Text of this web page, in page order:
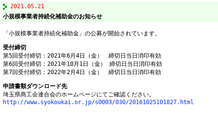
2021.05.21
小規模事業者持続化補助金のお知らせ
「小規模事業者持続化補助金」の公募が開始されています。
受付締切
第5回受付締切：2021年6月4日（金） 締切日当日消印有効
第6回受付締切：2021年10月1日（金） 締切日当日消印有効
第7回受付締切：2022年2月4日（金） 締切日当日消印有効
申請書類ダウンロード先
埼玉県商工会連合会のホームページにてご確認ください。
http://www.syokoukai.or.jp/s0003/030/20161025101827.html